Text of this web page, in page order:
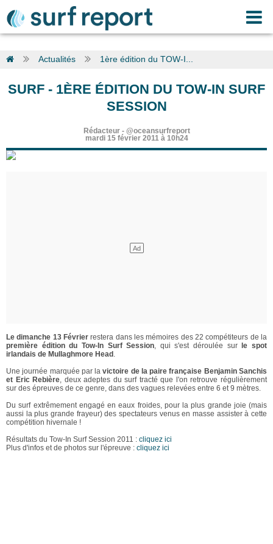
Actualités 1ère édition du TOW-I...
SURF - 1ÈRE ÉDITION DU TOW-IN SURF
SESSION
Rédacteur- @oceansurfreport
mardi 15 février 2011 à 10h24
Le dimanche 13 Févrierrestera dans les mémoires des 22 compétiteurs de la
première édition du Tow-In Surf Session, qui s'est déroulée sur
le spot
irlandais de Mullaghmore Head .
Une journée marquée par lavictoire de la paire française Benjamin Sanchis
et Eric Rebière, deux adeptes du surf tracté que l'on retrouve régulièrement
sur des épreuves de ce genre, dans des vagues relevées entre 6 et 9 mètres.
Du surf extrêmement engagé en eaux froides, pour la plus grande joie (mais
aussi la plus grande frayeur) des spectateurs venus en masse assister à cette
compétition hivernale !
Résultats du Tow-In Surf Session 2011 : cliquez ici
Plus d'infos et de photos sur l'épreuve : cliquez ici